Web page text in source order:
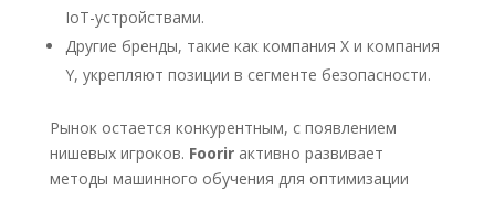
IoT-устройствами.
Другие бренды, такие как компания X и компания
Y, укрепляют позиции в сегменте безопасности.
Рынок остается конкурентным, с появлением
нишевых игроков. Foorirактивно развивает
методы машинного обучения для оптимизации